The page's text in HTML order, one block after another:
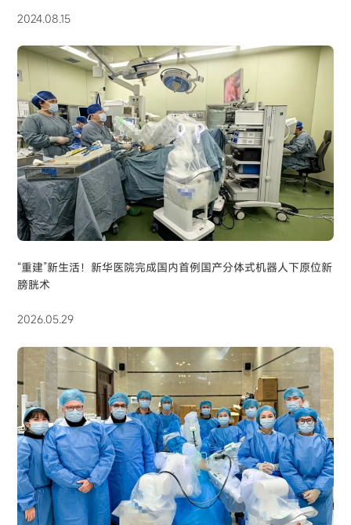
2024.08.15
“重建”新生活！新华医院完成国内首例国产分体式机器人下原位新
膀胱术
2026.05.29